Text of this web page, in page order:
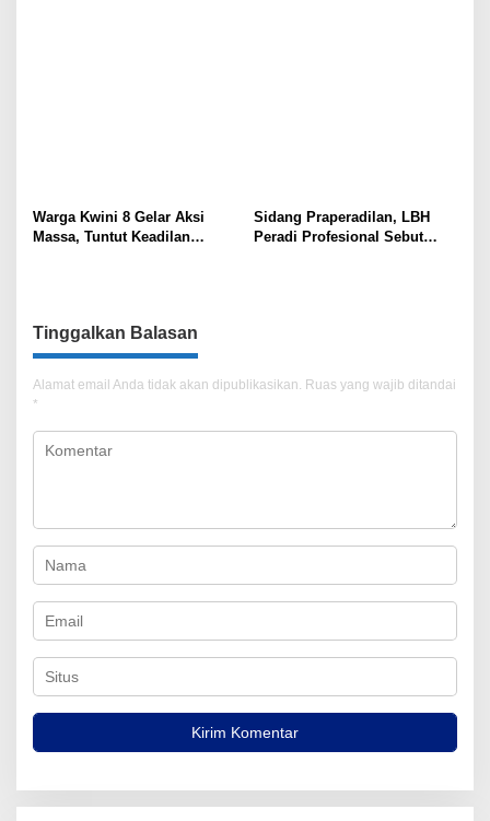
Warga Kwini 8 Gelar Aksi
Massa, Tuntut Keadilan
Sidang Praperadilan, LBH
Peradi Profesional Sebut
Tinggalkan Balasan
Alamat email Anda tidak akan dipublikasikan. Ruas yang wajib ditandai
*